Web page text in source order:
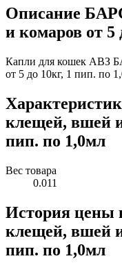
Описание
и комаров от 5
Капли для кошек АВЗ
от 5 до 10кг, 1 пип. по
клещей, вшей и
пип. по 1,0мл
Вес товара
0.011
История цены
клещей, вшей и
пип. по 1,0мл